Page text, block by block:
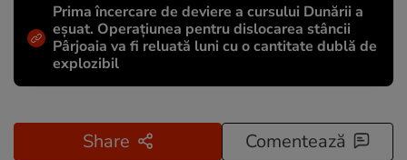
Prima încercare de deviere a cursului Dunării a
eșuat. Operațiunea pentru dislocarea stâncii
Pârjoaia va fi reluată luni cu o cantitate dublă de
explozibil
Share Comentează